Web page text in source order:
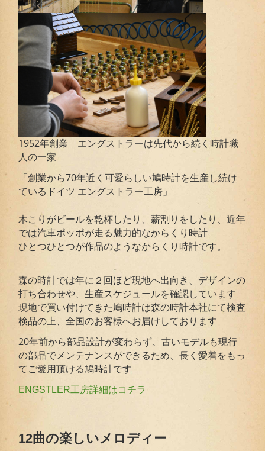
1952年創業 エングストラーは先代から続く時計職
人の一家
「創業から70年近く可愛らしい鳩時計を生産し続け
ているドイツ エングストラー工房」
木こりがビールを乾杯したり、薪割りをしたり、近年
では汽車ポッポが走る魅力的なからくり時計
ひとつひとつが作品のようなからくり時計です。
森の時計では年に２回ほど現地へ出向き、デザインの
打ち合わせや、生産スケジュールを確認しています
現地で買い付けてきた鳩時計は森の時計本社にて検査
検品の上、全国のお客様へお届けしております
20年前から部品設計が変わらず、古いモデルも現行
の部品でメンテナンスができるため、長く愛着をもっ
てご愛用頂ける鳩時計です
ENGSTLER工房詳細はコチラ
12曲の楽しいメロディー